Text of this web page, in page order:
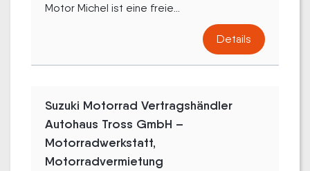
Motor Michel ist eine freie...
Details
Suzuki Motorrad Vertragshändler
Autohaus Tross GmbH –
Motorradwerkstatt,
Motorradvermietung